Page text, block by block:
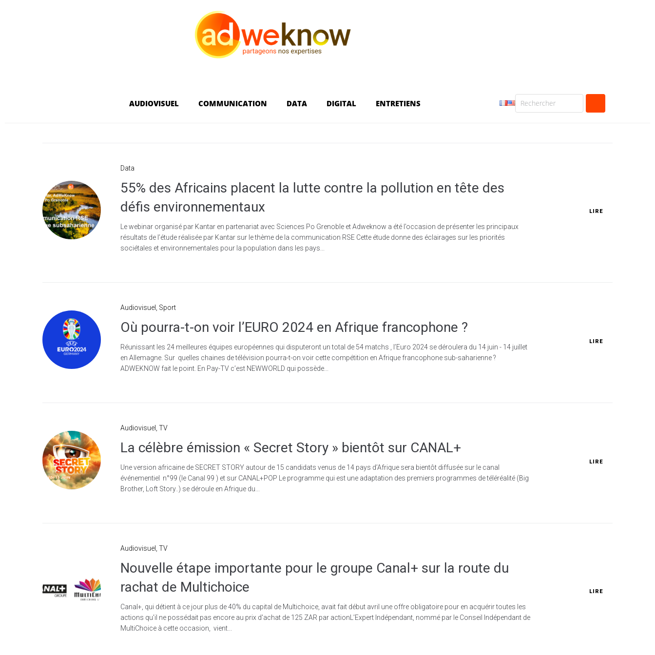
AUDIOVISUEL COMMUNICATION DATA DIGITAL ENTRETIENS
Data
55% des Africains placent la lutte contre la pollution en tête des
défis environnementaux
Le webinar organisé par Kantar en partenariat avec Sciences Po Grenoble et Adweknow a été l’occasion de présenter les principaux
résultats de l’étude réalisée par Kantar sur le thème de la communication RSE Cette étude donne des éclairages sur les priorités
sociétales et environnementales pour la population dans les pays...
LIRE
Audiovisuel Sport
Où pourra-t-on voir l’EURO 2024 en Afrique francophone ?
Réunissant les 24 meilleures équipes européennes qui disputeront un total de 54 matchs , l’Euro 2024 se déroulera du 14 juin - 14 juillet
en Allemagne. Sur quelles chaines de télévision pourra-t-on voir cette compétition en Afrique francophone sub-saharienne ?
ADWEKNOW fait le point. En Pay-TV c’est NEWWORLD qui possède...
LIRE
Audiovisuel TV
La célèbre émission « Secret Story » bientôt sur CANAL+
Une version africaine de SECRET STORY autour de 15 candidats venus de 14 pays d’Afrique sera bientôt diffusée sur le canal
événementiel n°99 (le Canal 99 ) et sur CANAL+POP Le programme qui est une adaptation des premiers programmes de téléréalité (Big
Brother, Loft Story..) se déroule en Afrique du...
LIRE
Audiovisuel TV
Nouvelle étape importante pour le groupe Canal+ sur la route du
rachat de Multichoice
Canal+, qui détient à ce jour plus de 40% du capital de Multichoice, avait fait début avril une offre obligatoire pour en acquérir toutes les
actions qu'il ne possédait pas encore au prix d'achat de 125 ZAR par actionL’Expert Indépendant, nommé par le Conseil Indépendant de
MultiChoice à cette occasion, vient...
LIRE